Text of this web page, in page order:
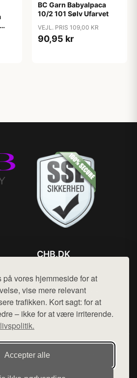
vores hjemmeside for at
vise mere relevant
trafikken. Kort sagt: for at
– ikke for at være irriterende.
Accepter alle
BC Garn Babyalpaca
10/2 101 Sølv Ufarvet
VEJL. PRIS 109,00 KR
90,95 kr
CHB.DK
Mail: hej@want.dk
Cookie- og privatlivspolitik
want.dk, der udgiver en række
af forskellige produkter fra
ikke varer fra denne side - vi